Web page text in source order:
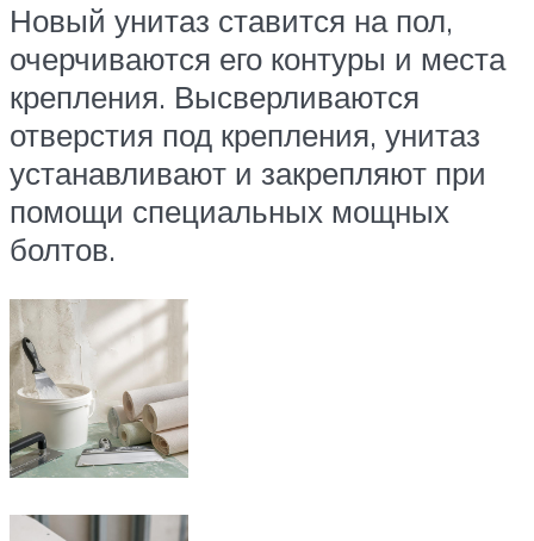
Новый унитаз ставится на пол,
очерчиваются его контуры и места
крепления. Высверливаются
отверстия под крепления, унитаз
устанавливают и закрепляют при
помощи специальных мощных
болтов.